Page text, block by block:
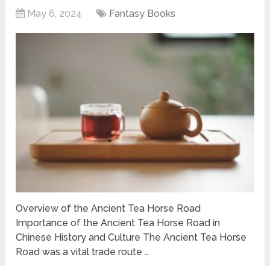
May 6, 2024 Fantasy Books
Overview of the Ancient Tea Horse Road
Importance of the Ancient Tea Horse Road in
Chinese History and Culture The Ancient Tea Horse
Road was a vital trade route …